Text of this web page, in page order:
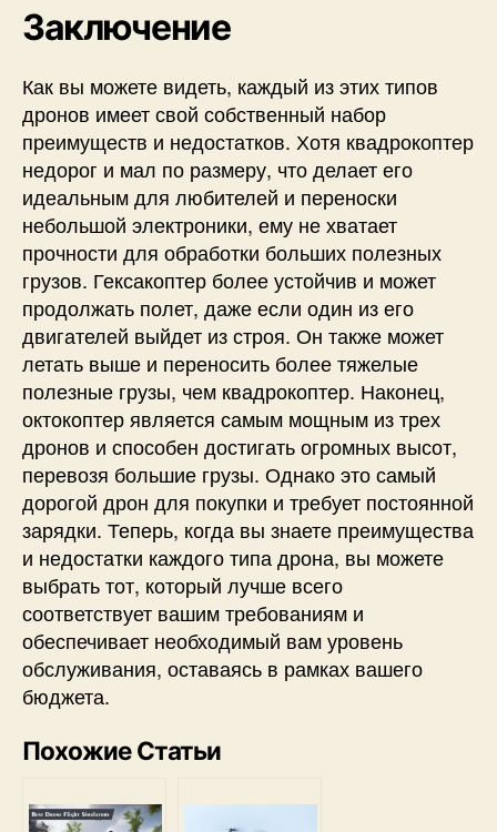
Заключение
Как вы можете видеть, каждый из этих типов
дронов имеет свой собственный набор
преимуществ и недостатков. Хотя квадрокоптер
недорог и мал по размеру, что делает его
идеальным для любителей и переноски
небольшой электроники, ему не хватает
прочности для обработки больших полезных
грузов. Гексакоптер более устойчив и может
продолжать полет, даже если один из его
двигателей выйдет из строя. Он также может
летать выше и переносить более тяжелые
полезные грузы, чем квадрокоптер. Наконец,
октокоптер является самым мощным из трех
дронов и способен достигать огромных высот,
перевозя большие грузы. Однако это самый
дорогой дрон для покупки и требует постоянной
зарядки. Теперь, когда вы знаете преимущества
и недостатки каждого типа дрона, вы можете
выбрать тот, который лучше всего
соответствует вашим требованиям и
обеспечивает необходимый вам уровень
обслуживания, оставаясь в рамках вашего
бюджета.
Похожие Статьи